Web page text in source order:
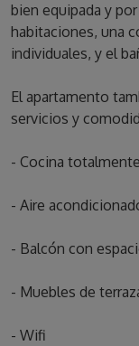
bien equipada y
habitaciones, una
individuales, y el
El apartamento
servicios y
- Cocina
- Aire
- Balcón con
- Muebles de
- Wifi